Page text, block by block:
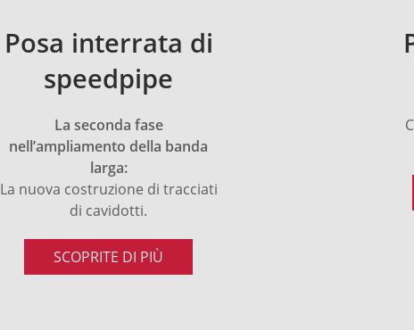
Posa interrata di
speedpipe
La seconda fase
nell’ampliamento della banda
larga:
La nuova costruzione di tracciati
di cavidotti.
SCOPRITE DI PIÙ